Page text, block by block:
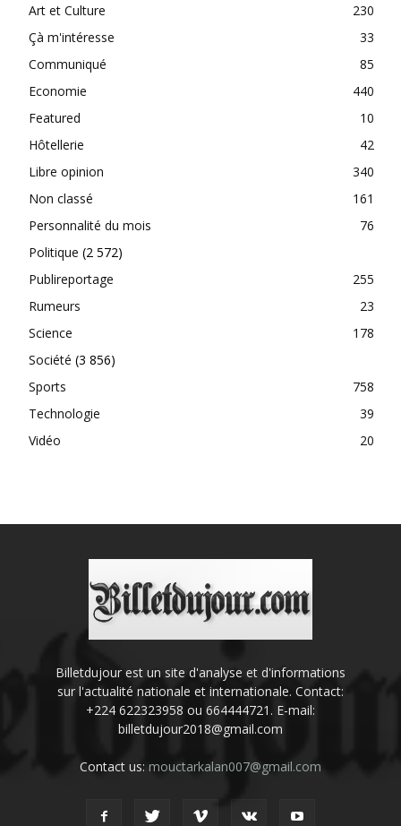
Art et Culture
230
Çà m'intéresse
33
Communiqué
85
Economie
440
Featured
10
Hôtellerie
42
Libre opinion
340
Non classé
161
Personnalité du mois
76
Politique (2 572)
Publireportage
255
Rumeurs
23
Science
178
Société (3 856)
Sports
758
Technologie
39
Vidéo
20
Billetdujour est un site d'analyse et d'informations
sur l'actualité nationale et internationale. Contact:
+224 622323958 ou 664444721. E-mail:
billetdujour2018@gmail.com
Contact us: mouctarkalan007@gmail.com